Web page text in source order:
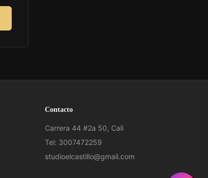
Contacto
Carrera 44 #2a 50, Cali
Tel: 3007472259
studioelcastillo@gmail.com